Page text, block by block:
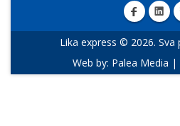
Lika express © 2026. Sva
Web by: Palea Media |